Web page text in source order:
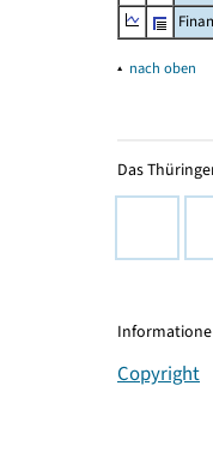
▴ nach oben
Das
Copyright